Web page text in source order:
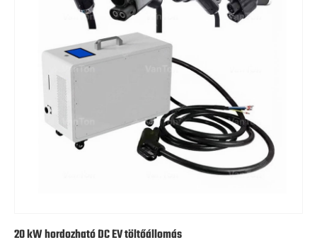
20 kW hordozható DC EV töltőállomás